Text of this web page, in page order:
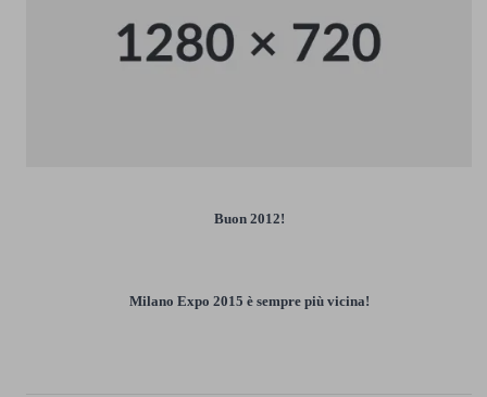
Buon 2012!
Milano Expo 2015 è sempre più vicina!